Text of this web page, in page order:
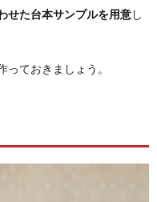
せた台本サンプルを用意し
ておきましょう。